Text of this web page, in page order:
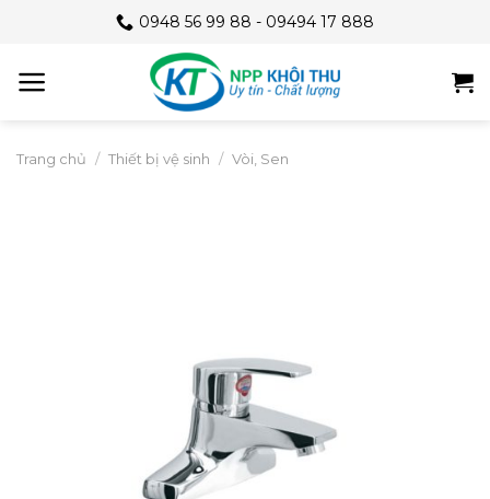
content
0948 56 99 88 - 09494 17 888
Trang chủ / Thiết bị vệ sinh / Vòi, Sen